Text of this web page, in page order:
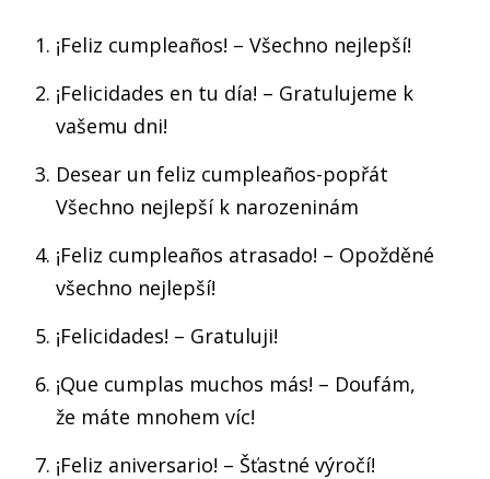
¡Feliz cumpleaños! – Všechno nejlepší!
¡Felicidades en tu día! – Gratulujeme k
vašemu dni!
Desear un feliz cumpleaños-popřát
Všechno nejlepší k narozeninám
¡Feliz cumpleaños atrasado! – Opožděné
všechno nejlepší!
¡Felicidades! – Gratuluji!
¡Que cumplas muchos más! – Doufám,
že máte mnohem víc!
¡Feliz aniversario! – Šťastné výročí!